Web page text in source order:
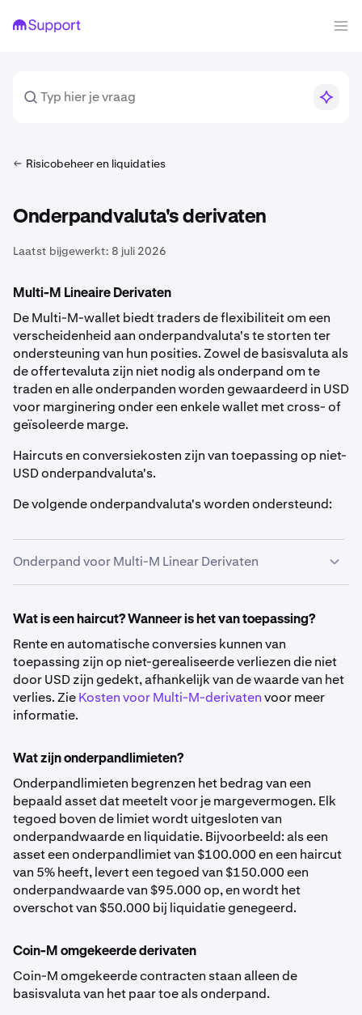
Risicobeheer en liquidaties
Onderpandvaluta's derivaten
Laatst bijgewerkt: 8 juli 2026
Multi-M Lineaire Derivaten
De Multi-M-wallet biedt traders de flexibiliteit om een
verscheidenheid aan onderpandvaluta's te storten ter
ondersteuning van hun posities. Zowel de basisvaluta als
de offertevaluta zijn niet nodig als onderpand om te
traden en alle onderpanden worden gewaardeerd in USD
voor marginering onder een enkele wallet met cross- of
geïsoleerde marge.
Haircuts en conversiekosten zijn van toepassing op niet-
USD onderpandvaluta's.
De volgende onderpandvaluta's worden ondersteund:
Onderpand voor Multi-M Linear Derivaten
Asset Symbool Haircut
US Dollar
Canadese
Dollar
CAD
Euro EUR 0% 0,00%
Britse pond GBP 0% 0,00%
Australische
AUD 0% 0,00%
Zwitserse
Franc
CHF 0% 0,00%
Wat is een haircut? Wanneer is het van toepassing?
Rente en automatische conversies kunnen van
toepassing zijn op niet-gerealiseerde verliezen die niet
door USD zijn gedekt, afhankelijk van de waarde van het
verlies. ZieKosten voor Multi-M-derivatenvoor meer
informatie.
Wat zijn onderpandlimieten?
Onderpandlimieten begrenzen het bedrag van een
bepaald asset dat meetelt voor je margevermogen. Elk
tegoed boven de limiet wordt uitgesloten van
onderpandwaarde en liquidatie. Bijvoorbeeld: als een
asset een onderpandlimiet van $100.000 en een haircut
van 5% heeft, levert een tegoed van $150.000 een
onderpandwaarde van $95.000 op, en wordt het
overschot van $50.000 bij liquidatie genegeerd.
Coin-M omgekeerde derivaten
Coin-M omgekeerde contracten staan alleen de
basisvaluta van het paar toe als onderpand.